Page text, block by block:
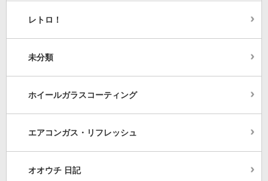
レトロ！
未分類
ホイールガラスコーティング
エアコンガス・リフレッシュ
オオウチ 日記